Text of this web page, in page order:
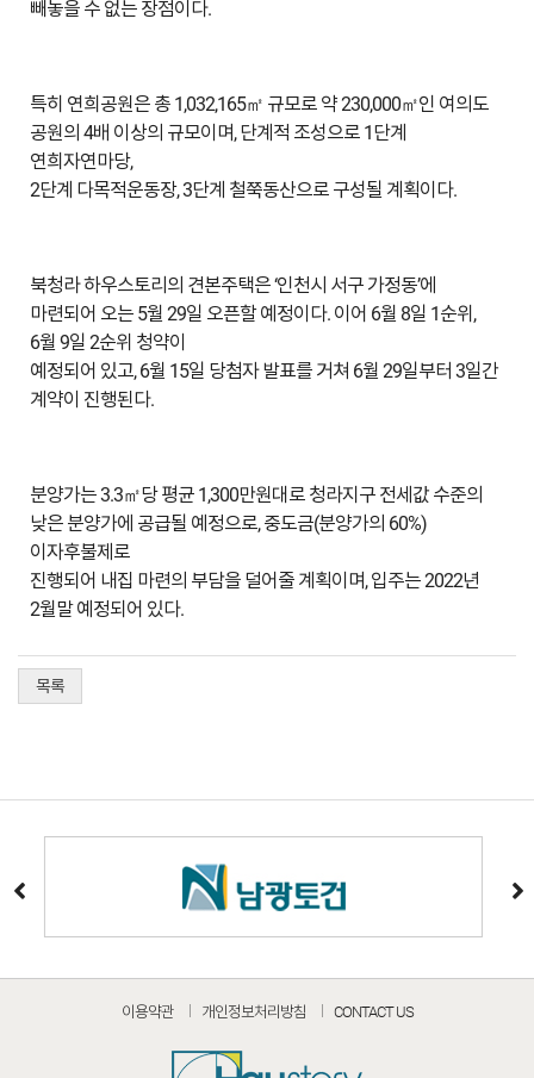
빼놓을 수 없는 장점이다.
특히 연희공원은 총 1,032,165㎡ 규모로 약 230,000㎡인 여의도
공원의 4배 이상의 규모이며, 단계적 조성으로 1단계
연희자연마당,
2단계 다목적운동장, 3단계 철쭉동산으로 구성될 계획이다.
북청라 하우스토리의 견본주택은 ‘인천시 서구 가정동’에
마련되어 오는 5월 29일 오픈할 예정이다. 이어 6월 8일 1순위,
6월 9일 2순위 청약이
예정되어 있고, 6월 15일 당첨자 발표를 거쳐 6월 29일부터 3일간
계약이 진행된다.
분양가는 3.3㎡당 평균 1,300만원대로 청라지구 전세값 수준의
낮은 분양가에 공급될 예정으로, 중도금(분양가의 60%)
이자후불제로
진행되어 내집 마련의 부담을 덜어줄 계획이며, 입주는 2022년
2월말 예정되어 있다.
목록
이용약관 개인정보처리방침 CONTACT US